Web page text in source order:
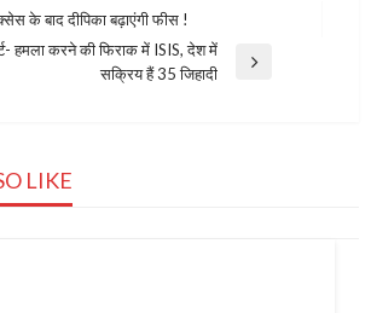
के बाद दीपिका बढ़ाएंगी फीस !
हमला करने की फिराक में ISIS, देश में
सक्रिय हैं 35 जिहादी
LIKE